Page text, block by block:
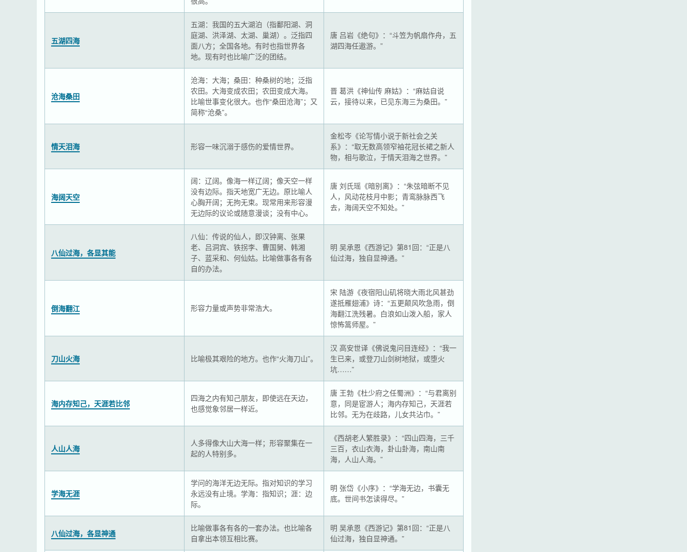
五湖四海
五湖：我国的五大湖泊（指鄱阳湖、洞
庭湖、洪泽湖、太湖、巢湖）。泛指四
面八方；全国各地。有时也指世界各
地。现有时也比喻广泛的团结。
唐 吕岩《绝句》：“斗笠为帆扇作舟，五
湖四海任遨游。”
沧海桑田
沧海：大海；桑田：种桑树的地；泛指
农田。大海变成农田；农田变成大海。
比喻世事变化很大。也作“桑田沧海”；又
简称“沧桑”。
晋 葛洪《神仙传 麻姑》：“麻姑自说
云，接待以来，已见东海三为桑田。”
情天泪海 形容一味沉溺于感伤的爱情世界。
金松岑《论写情小说于新社会之关
系》：“取无数高领窄袖花冠长裙之新人
物，相与歌泣，于情天泪海之世界。”
海阔天空
阔：辽阔。像海一样辽阔；像天空一样
没有边际。指天地宽广无边。原比喻人
心胸开阔；无拘无束。现常用来形容漫
无边际的议论或随意漫谈；没有中心。
唐 刘氏瑶《暗别离》：“朱弦暗断不见
人，风动花枝月中影；青鸾脉脉西飞
去，海阔天空不知处。”
八仙过海，各显其能
八仙：传说的仙人，即汉钟离、张果
老、吕洞宾、铁拐李、曹国舅、韩湘
子、蓝采和、何仙姑。比喻做事各有各
自的办法。
明 吴承恩《西游记》第81回：“正是八
仙过海，独自显神通。”
倒海翻江 形容力量或声势非常浩大。
宋 陆游《夜宿阳山矶将晓大雨北风甚劲
遂抵雁翅浦》诗：“五更颠风吹急雨，倒
海翻江洗残暑。白浪如山泼入船，家人
惊怖篙师屋。”
刀山火海 比喻极其艰险的地方。也作“火海刀山”。
汉 高安世译《佛说鬼问目连经》：“我一
生已来，或登刀山剑树地狱，或堕火
坑……”
海内存知己，天涯若比邻
四海之内有知己朋友，即使远在天边，
也感觉象邻居一样近。
唐 王勃《杜少府之任蜀洲》：“与君离别
意，同是宦游人；海内存知己，天涯若
比邻。无为在歧路，儿女共沾巾。”
人山人海
人多得像大山大海一样；形容聚集在一
起的人特别多。
《西胡老人繁胜录》：“四山四海，三千
三百，衣山衣海，卦山卦海，南山南
海，人山人海。”
学海无涯
学问的海洋无边无际。指对知识的学习
永远没有止境。学海：指知识；涯：边
际。
明 张岱《小序》：“学海无边，书囊无
底。世间书怎读得尽。”
八仙过海，各显神通
比喻做事各有各的一套办法。也比喻各
自拿出本领互相比赛。
明 吴承恩《西游记》第81回：“正是八
仙过海，独自显神通。”